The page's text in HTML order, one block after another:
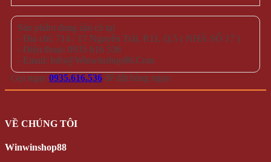
Sản phẩm đang sẵn có tại
- Địa chỉ: 714 / 17 Nguyễn Trãi, P.11, Q.5 ( NHÀ SỐ 17 )
- Điện thoại: 0935 616 536
- Email: Info@Winwinshop88.Com
Gọi ngay 0935.616.536 để đặt hàng ngay.
VỀ CHÚNG TÔI
Winwinshop88